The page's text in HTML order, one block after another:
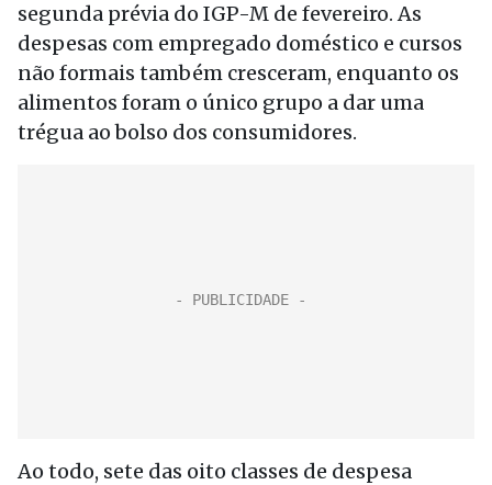
segunda prévia do IGP-M de fevereiro. As
despesas com empregado doméstico e cursos
não formais também cresceram, enquanto os
alimentos foram o único grupo a dar uma
trégua ao bolso dos consumidores.
Ao todo, sete das oito classes de despesa